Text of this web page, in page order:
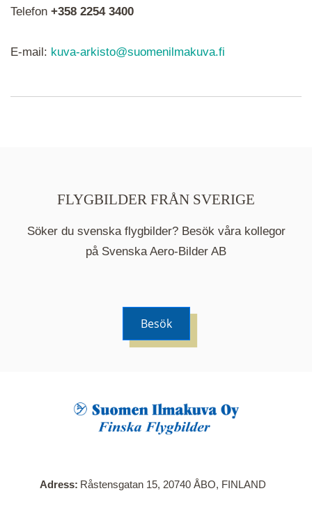
syns som nålar istället.
När du klickar på en serie så öppnas en ny flik.
Här visas en karta över bilder med kända
Telefon +358 2254 3400
E-mail: kuva-arkisto@suomenilmakuva.fi
FLYGBILDER FRÅN SVERIGE
Söker du svenska flygbilder? Besök våra kollegor
på Svenska Aero-Bilder AB
Besök
Adress Råstensgatan 15, 20740 ÅBO, FINLAND